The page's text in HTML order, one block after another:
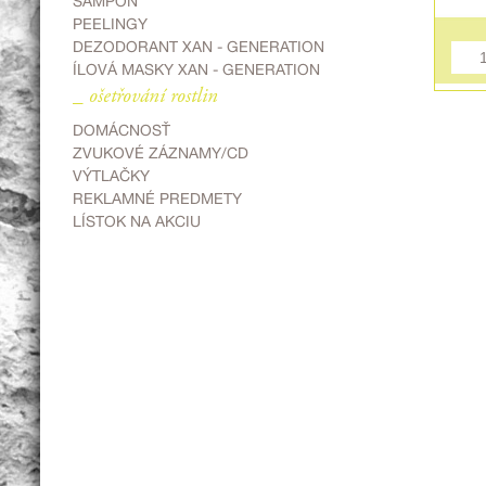
PEELINGY
DEZODORANT XAN - GENERATION
ÍLOVÁ MASKY XAN - GENERATION
_ ošetřování rostlin
DOMÁCNOSŤ
ZVUKOVÉ ZÁZNAMY/CD
VÝTLAČKY
REKLAMNÉ PREDMETY
LÍSTOK NA AKCIU